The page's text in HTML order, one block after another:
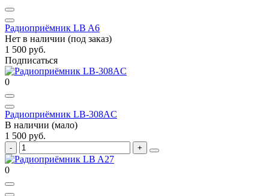
Радиоприёмник LB A6
Нет в наличии (под заказ)
1 500 руб.
Подписаться
0
Радиоприёмник LB-308AC
В наличии (мало)
1 500 руб.
0